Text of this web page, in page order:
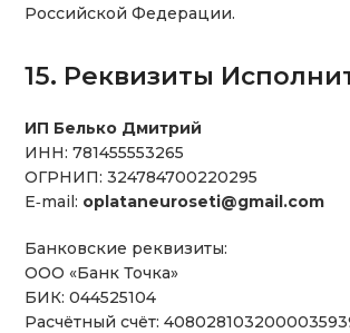
Российской Федерации.
15. Реквизиты
ИП Белько Дмитрий
ИНН: 781455553265
ОГРНИП: 324784700220295
E‑mail: oplataneuroseti@gmail.com
Банковские реквизиты:
ООО «Банк Точка»
БИК: 044525104
Расчётный счёт: